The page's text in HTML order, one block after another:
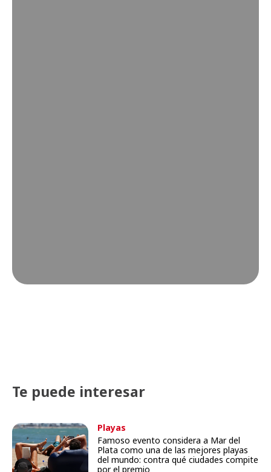
Te puede interesar
Playas
Famoso evento considera a Mar del
Plata como una de las mejores playas
del mundo: contra qué ciudades compite
por el premio